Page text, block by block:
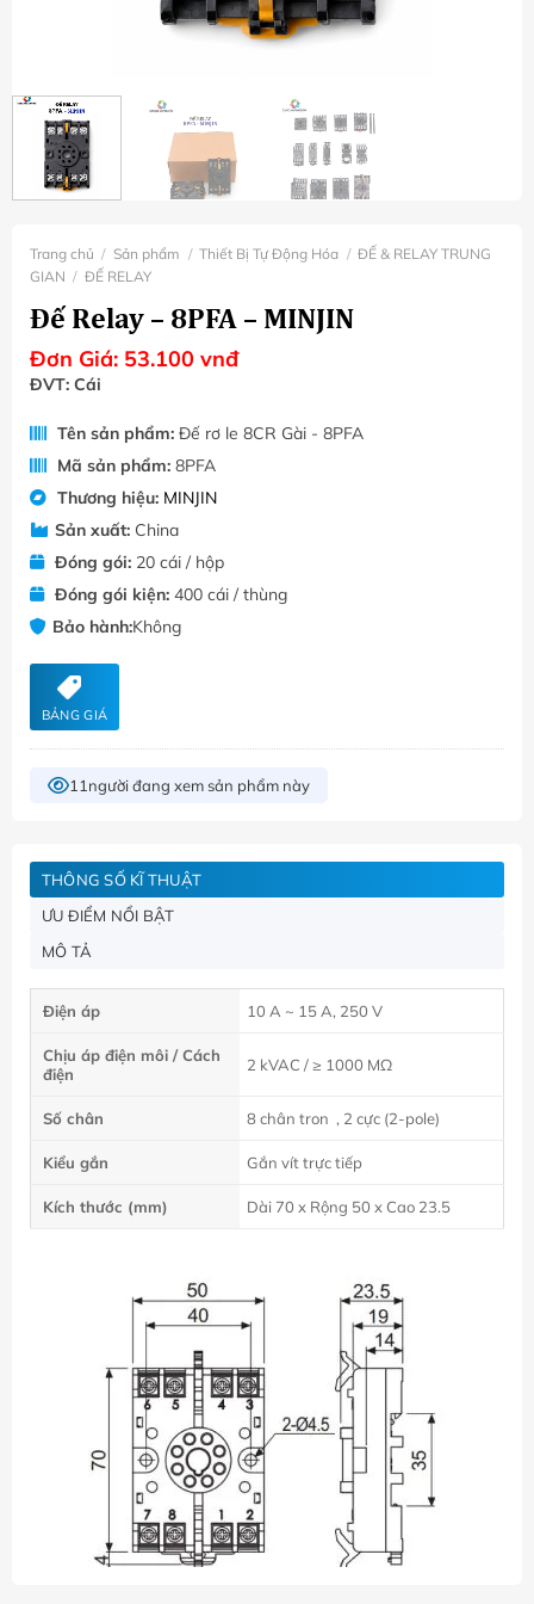
Trang chủ / Sản phẩm / Thiết Bị Tự Động Hóa / ĐẾ & RELAY TRUNG
GIAN / ĐẾ RELAY
Đế Relay – 8PFA – MINJIN
Đơn Giá: 53.100 vnđ
ĐVT: Cái
Tên sản phẩm:Đế rơ le 8CR Gài - 8PFA
Mã sản phẩm:8PFA
Thương hiệu: MINJIN
Sản xuất:China
Đóng gói:20 cái / hộp
Đóng gói kiện:400 cái / thùng
Bảo hành:Không
BẢNG GIÁ
11 người đang xem sản phẩm này
THÔNG SỐ KĨ THUẬT
ƯU ĐIỂM NỔI BẬT
MÔ TẢ
Điện áp 10 A ~ 15 A, 250 V
Chịu áp điện môi / Cách
điện
2 kVAC / ≥ 1000 MΩ
Số chân 8 chân tron , 2 cực (2-pole)
Kiểu gắn Gắn vít trực tiếp
Kích thước (mm) Dài 70 x Rộng 50 x Cao 23.5